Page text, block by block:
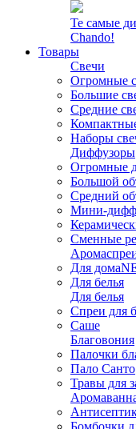
Те самые
Chando!
Товары
Свечи
Огромные
Большие
Средние
Наборы
Диффузоры
Огромные
Большой
Средний
Мини-
Сменные
Для дома
Для белья
Для белья
Спреи для
Саше
Благовония
Палочки
Пало Санто
Травы для
Бомбочки